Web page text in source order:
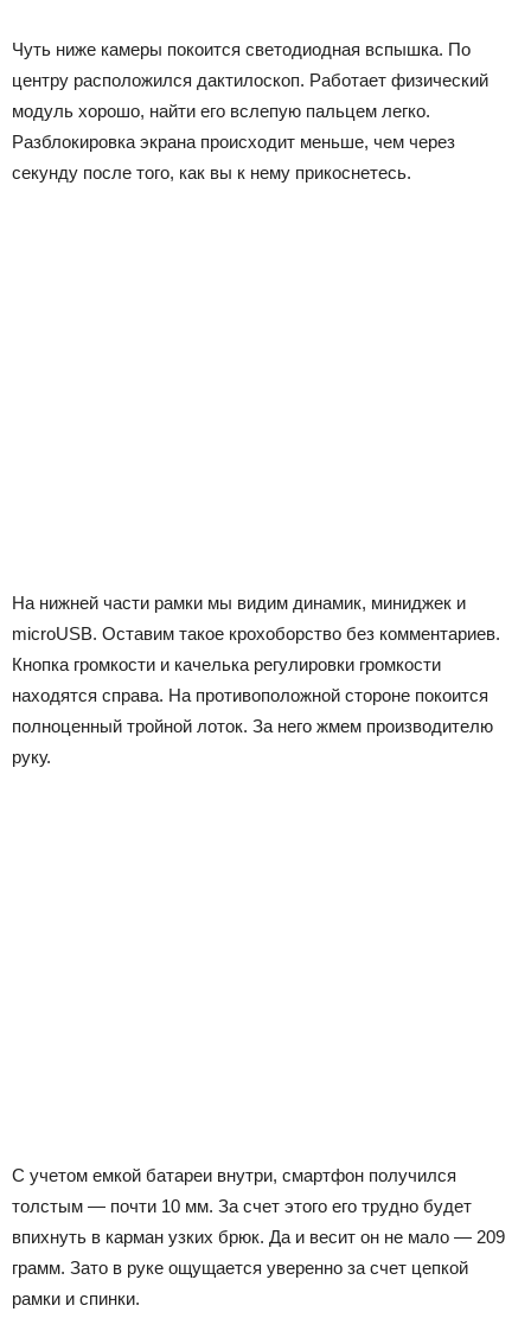
Чуть ниже камеры покоится светодиодная вспышка. По
центру расположился дактилоскоп. Работает физический
модуль хорошо, найти его вслепую пальцем легко.
Разблокировка экрана происходит меньше, чем через
секунду после того, как вы к нему прикоснетесь.
На нижней части рамки мы видим динамик, миниджек и
microUSB. Оставим такое крохоборство без комментариев.
Кнопка громкости и качелька регулировки громкости
находятся справа. На противоположной стороне покоится
полноценный тройной лоток. За него жмем производителю
руку.
С учетом емкой батареи внутри, смартфон получился
толстым — почти 10 мм. За счет этого его трудно будет
впихнуть в карман узких брюк. Да и весит он не мало — 209
грамм. Зато в руке ощущается уверенно за счет цепкой
рамки и спинки.